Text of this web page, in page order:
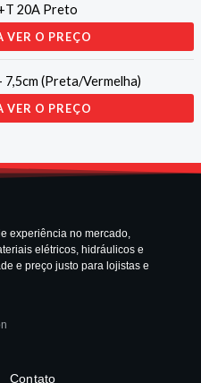
20A Preto
VER O PREÇO
7,5cm (Preta/Vermelha)
VER O PREÇO
experiência no mercado,
elétricos, hidráulicos e
e preço justo para lojistas e
Contato